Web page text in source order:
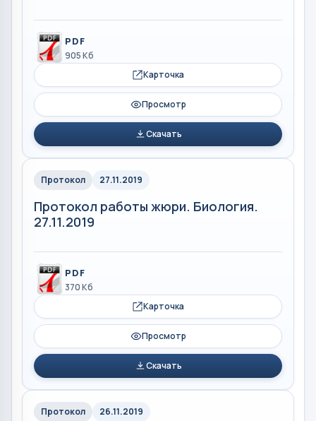
PDF
905 Кб
Карточка
Просмотр
Скачать
Протокол 27.11.2019
Протокол работы жюри. Биология.
27.11.2019
PDF
370 Кб
Карточка
Просмотр
Скачать
Протокол 26.11.2019